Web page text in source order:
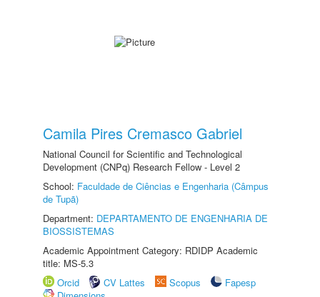
Camila Pires Cremasco Gabriel
National Council for Scientific and Technological
Development (CNPq) Research Fellow - Level 2
School: Faculdade de Ciências e Engenharia (Câmpus
de Tupã)
Department: DEPARTAMENTO DE ENGENHARIA DE
BIOSSISTEMAS
Academic Appointment Category: RDIDP Academic
title: MS-5.3
Orcid
CV Lattes Scopus
Fapesp